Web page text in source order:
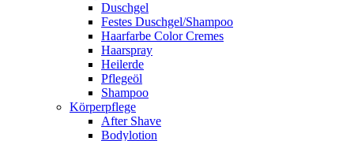
Duschgel
Festes Duschgel/Shampoo
Haarfarbe Color Cremes
Haarspray
Heilerde
Pflegeöl
Shampoo
Körperpflege
After Shave
Bodylotion